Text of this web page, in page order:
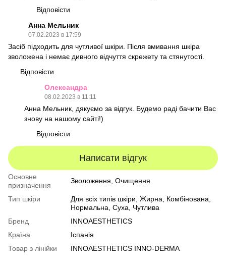
Відповісти
Анна Мельник
07.02.2023 в 17:59
Засіб підходить для чутливої шкіри. Після вмивання шкіра
зволожена і немає дивного відчуття скрежету та стянутості.
Відповісти
Олександра
08.02.2023 в 11:11
Анна Мельник, дякуємо за відгук. Будемо раді бачити Вас
знову на нашому сайті!)
Відповісти
Написати відгук
Основне
призначення
Зволоження, Очищення
Тип шкіри Для всіх типів шкіри, Жирна, Комбінована,
Нормальна, Суха, Чутлива
Бренд
INNOAESTHETICS
Країна
Іспанія
Товар з лінійки
INNOAESTHETICS INNO-DERMA